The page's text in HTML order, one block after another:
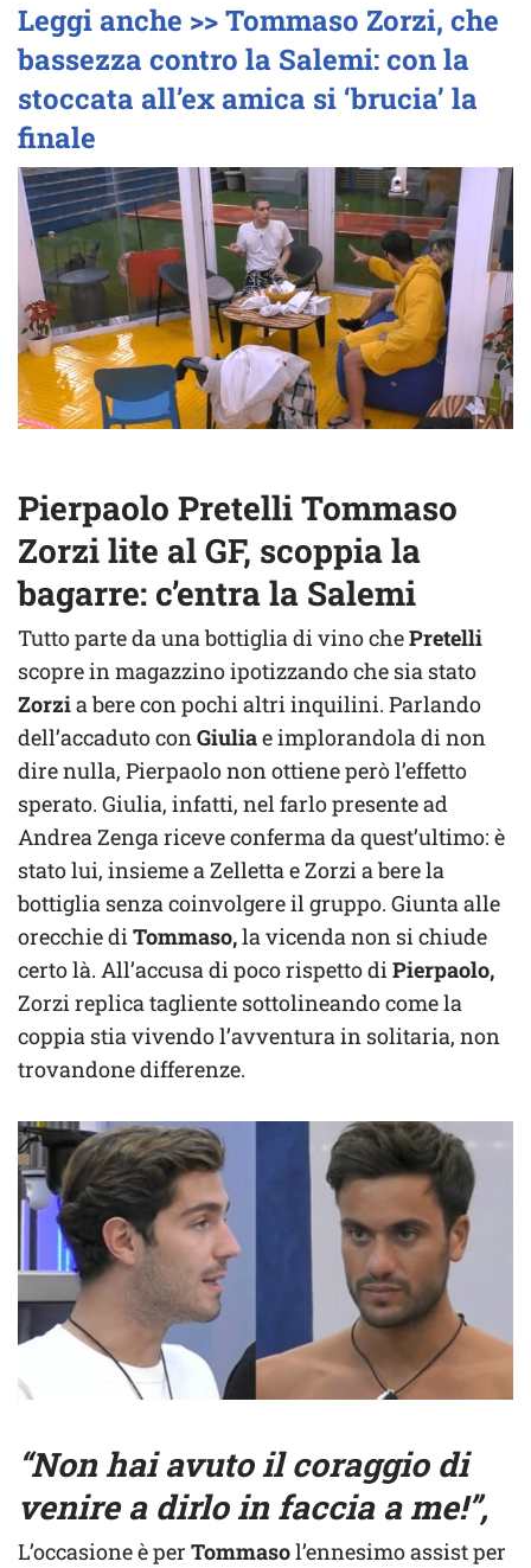
Leggi anche >> Tommaso Zorzi, che
bassezza contro la Salemi: con la
stoccata all’ex amica si ‘brucia’ la
finale
Pierpaolo Pretelli Tommaso
Zorzi lite al GF, scoppia la
bagarre: c’entra la Salemi
Tutto parte da una bottiglia di vino chePretelli
scopre in magazzino ipotizzando che sia stato
Zorzia bere con pochi altri inquilini. Parlando
dell’accaduto conGiuliae implorandola di non
dire nulla, Pierpaolo non ottiene però l’effetto
sperato. Giulia, infatti, nel farlo presente ad
Andrea Zenga riceve conferma da quest’ultimo: è
stato lui, insieme a Zelletta e Zorzi a bere la
bottiglia senza coinvolgere il gruppo. Giunta alle
orecchie diTommaso,la vicenda non si chiude
certo là. All’accusa di poco rispetto diPierpaolo,
Zorzi replica tagliente sottolineando come la
coppia stia vivendo l’avventura in solitaria, non
trovandone differenze.
“Non hai avuto il coraggio di
venire a dirlo in faccia a me!”,
L’occasione è per Tommasol’ennesimo assist per